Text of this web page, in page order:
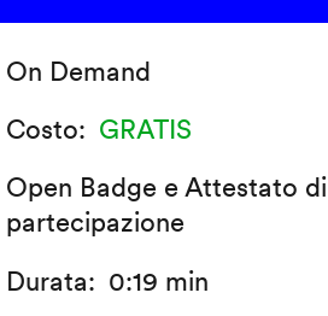
On Demand
Costo
GRATIS
Open Badge e Attestato di
partecipazione
Durata
0:19 min